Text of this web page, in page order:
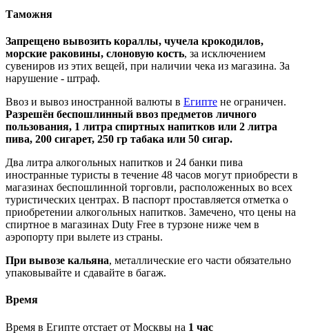
Таможня
Запрещено вывозить кораллы, чучела крокодилов,
морские раковины, слоновую кость, за исключением
сувениров из этих вещей, при наличии чека из магазина. За
нарушение - штраф.
Ввоз и вывоз иностранной валюты в Египте не ограничен.
Разрешён беспошлинный ввоз предметов личного
пользования, 1 литра спиртных напитков или 2 литра
пива, 200 сигарет, 250 гр табака или 50 сигар.
Два литра алкогольных напитков и 24 банки пива
иностранные туристы в течение 48 часов могут приобрести в
магазинах беспошлинной торговли, расположенных во всех
туристических центрах. В паспорт проставляется отметка о
приобретении алкогольных напитков. Замечено, что цены на
спиртное в магазинах Duty Free в турзоне ниже чем в
аэропорту при вылете из страны.
При вывозе кальяна, металлические его части обязательно
упаковывайте и сдавайте в багаж.
Время
Время в Египте отстает от Москвы на 1 час